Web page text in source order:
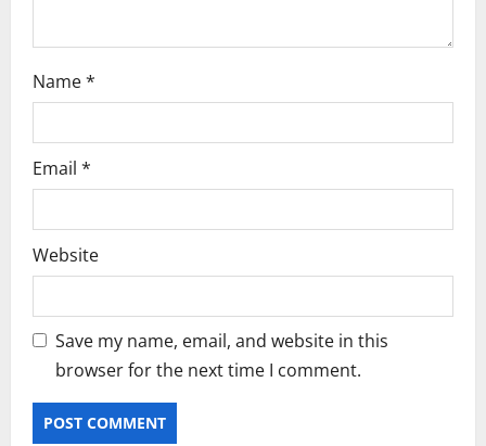
Name*
Email *
Website
Save my name, email, and website in this
browser for the next time I comment.